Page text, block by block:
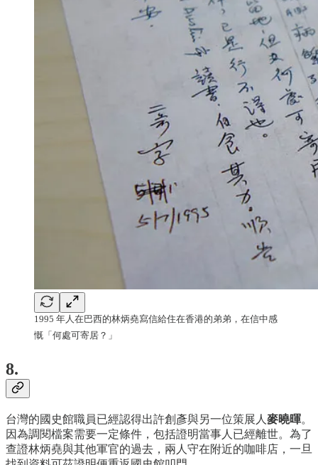
1995 年人在巴西的林炳堯寫信給住在香港的弟弟，在信中感
慨「何處可寄居？」
8.
台灣的國史館職員已經認得出許創彥與另一位策展人 麥曉暉。
因為調閱檔案需要一定條件，包括證明當事人已經離世。為了
查證林炳堯與其他軍官的過去，兩人守在附近的咖啡店，一旦